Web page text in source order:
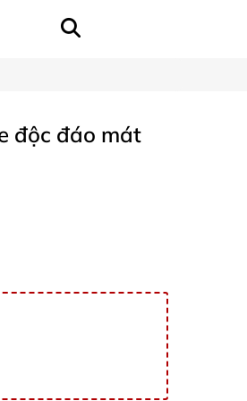
độc đáo mát